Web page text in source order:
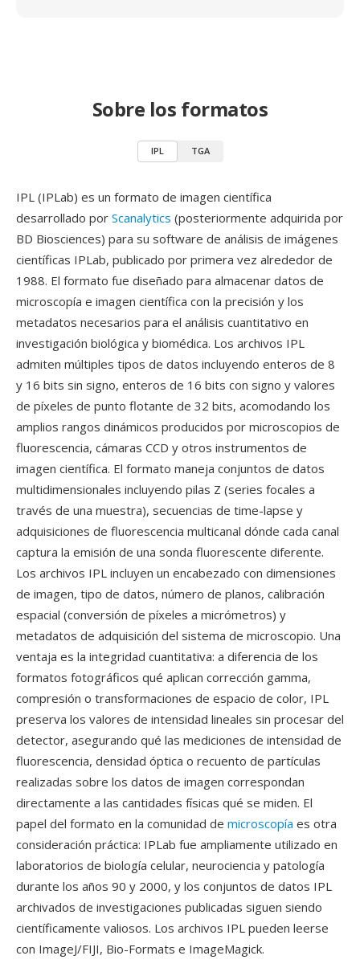
Sobre los formatos
IPL TGA
IPL (IPLab) es un formato de imagen científica
desarrollado por Scanalytics (posteriormente adquirida por
BD Biosciences) para su software de análisis de imágenes
científicas IPLab, publicado por primera vez alrededor de
1988. El formato fue diseñado para almacenar datos de
microscopía e imagen científica con la precisión y los
metadatos necesarios para el análisis cuantitativo en
investigación biológica y biomédica. Los archivos IPL
admiten múltiples tipos de datos incluyendo enteros de 8
y 16 bits sin signo, enteros de 16 bits con signo y valores
de píxeles de punto flotante de 32 bits, acomodando los
amplios rangos dinámicos producidos por microscopios de
fluorescencia, cámaras CCD y otros instrumentos de
imagen científica. El formato maneja conjuntos de datos
multidimensionales incluyendo pilas Z (series focales a
través de una muestra), secuencias de time-lapse y
adquisiciones de fluorescencia multicanal dónde cada canal
captura la emisión de una sonda fluorescente diferente.
Los archivos IPL incluyen un encabezado con dimensiones
de imagen, tipo de datos, número de planos, calibración
espacial (conversión de píxeles a micrómetros) y
metadatos de adquisición del sistema de microscopio. Una
ventaja es la integridad cuantitativa: a diferencia de los
formatos fotográficos qué aplican corrección gamma,
compresión o transformaciones de espacio de color, IPL
preserva los valores de intensidad lineales sin procesar del
detector, asegurando qué las mediciones de intensidad de
fluorescencia, densidad óptica o recuento de partículas
realizadas sobre los datos de imagen correspondan
directamente a las cantidades físicas qué se miden. El
papel del formato en la comunidad de microscopía es otra
consideración práctica: IPLab fue ampliamente utilizado en
laboratorios de biología celular, neurociencia y patología
durante los años 90 y 2000, y los conjuntos de datos IPL
archivados de investigaciones publicadas siguen siendo
científicamente valiosos. Los archivos IPL pueden leerse
con ImageJ/FIJI, Bio-Formats e ImageMagick.